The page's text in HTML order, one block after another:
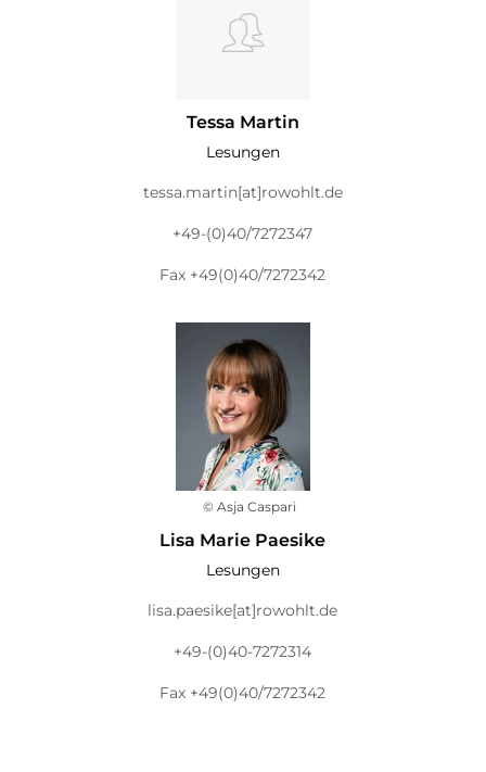
Tessa Martin
Lesungen
tessa.martin[at]rowohlt.de
+49-(0)40/7272347
Fax +49(0)40/7272342
© Asja Caspari
Lisa Marie Paesike
Lesungen
lisa.paesike[at]rowohlt.de
+49-(0)40-7272314
Fax +49(0)40/7272342